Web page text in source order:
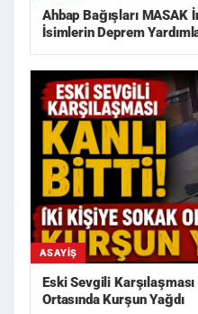
Ahbap Bağışları MASAK
İsimlerin Deprem
ASAYIŞ
Eski Sevgili
Ortasında Kurşun Yağdı